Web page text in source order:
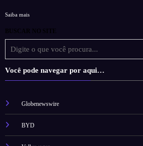
Saiba mais
BUSCAR NO SITE
Você pode navegar por aqui…
Globenewswire
BYD